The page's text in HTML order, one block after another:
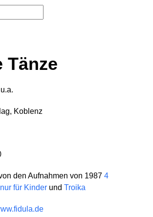
Tänze
Koblenz
den Aufnahmen von 1987 4
für Kinder und Troika